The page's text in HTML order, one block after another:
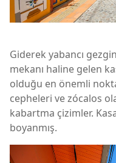
Giderek yabancı
mekanı haline gelen
olduğu en önemli
cepheleri ve zócalos
kabartma çizimler.
boyanmış.